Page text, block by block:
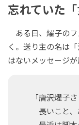
忘れていた
ある日、燿子の
く。送り主の名は
はないメッセージ
「――唐沢燿子
長いこと、